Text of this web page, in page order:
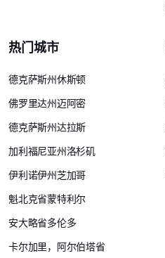
热门城市
德克萨斯州休斯顿
佛罗里达州迈阿密
德克萨斯州达拉斯
加利福尼亚州洛杉矶
伊利诺伊州芝加哥
魁北克省蒙特利尔
安大略省多伦多
卡尔加里，阿尔伯塔省